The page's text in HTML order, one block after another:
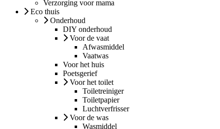
Verzorging voor mama
Eco thuis
Onderhoud
DIY onderhoud
Voor de vaat
Afwasmiddel
Vaatwas
Voor het huis
Poetsgerief
Voor het toilet
Toiletreiniger
Toiletpapier
Luchtverfrisser
Voor de was
Wasmiddel